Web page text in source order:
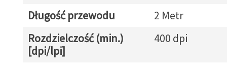
Długość przewodu
2 Metr
Rozdzielczość (min.)
[dpi/lpi]
400 dpi